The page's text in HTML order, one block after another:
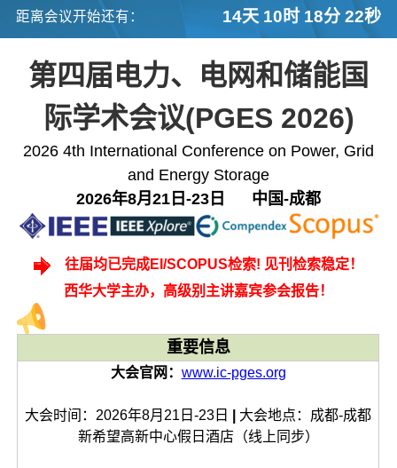
距离会议开始还有： 14天 10时 18分 21秒
第四届电力、电网和储能国
际学术会议(PGES 2026)
2026 4th International Conference on Power, Grid
and Energy Storage
2026年8月21日-23日 中国-成都
往届均已完成EI/SCOPUS检索! 见刊检索稳定！
西华大学主办，高级别主讲嘉宾参会报告！
重要信息
大会官网： www.ic-pges.org
大会时间：2026年8月21日-23日
大会地点：成都-成都
新希望高新中心假日酒店（线上同步）